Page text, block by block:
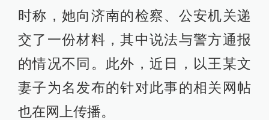
时称，她向济南的检察、公安机关递
交了一份材料，其中说法与警方通报
的情况不同。此外，近日，以王某文
妻子为名发布的针对此事的相关网帖
也在网上传播。